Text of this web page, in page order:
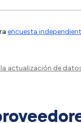
encuesta
actualización de